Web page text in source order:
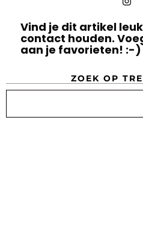
Vind je dit artikel
contact houden.
aan je favorieten! :-)
ZOEK OP